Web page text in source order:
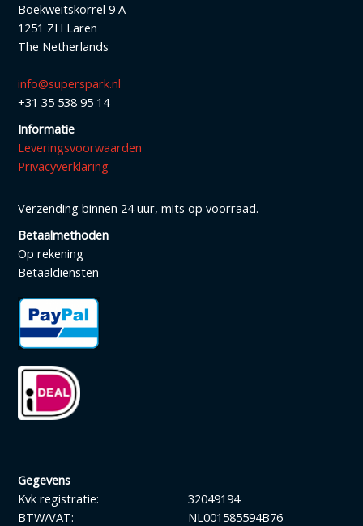
Boekweitskorrel 9 A
1251 ZH Laren
The Netherlands
info@superspark.nl
+31 35 538 95 14
Informatie
Leveringsvoorwaarden
Privacyverklaring
Verzending binnen 24 uur, mits op voorraad.
Betaalmethoden
Op rekening
Betaaldiensten
Gegevens
Kvk registratie:
BTW/VAT:
32049194
NL001585594B76